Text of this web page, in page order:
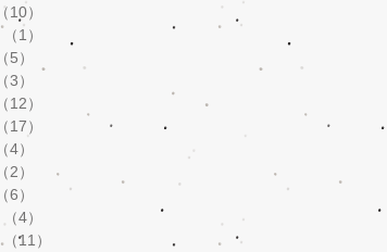
（10）
（1）
（5）
（3）
（12）
（17）
17件の記事
（4）
（2）
2件の記事
（6）
6件の記事
（4）
（11）